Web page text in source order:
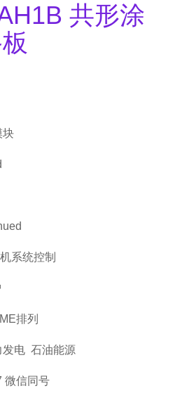
共形涂
块
系统控制
排列
发电 石油能源
微信同号